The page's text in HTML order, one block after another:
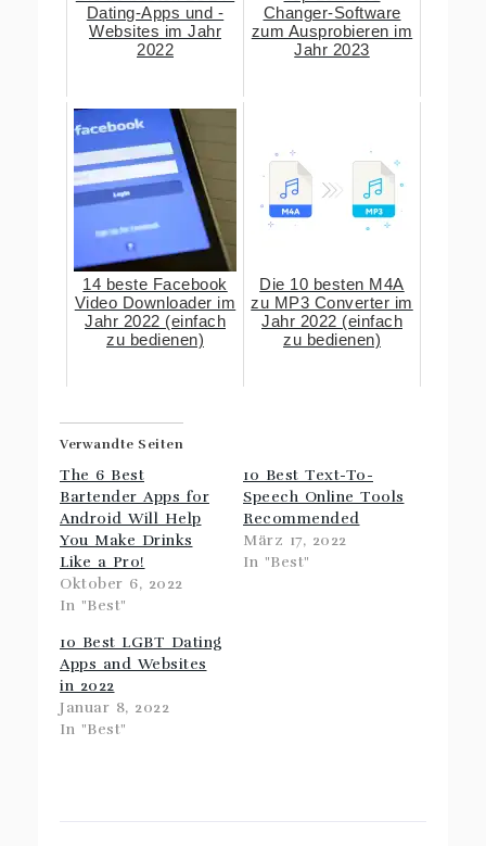
Dating-Apps und -
Websites im Jahr
2022
Changer-Software
zum Ausprobieren im
Jahr 2023
14 beste Facebook
Video Downloader im
Jahr 2022 (einfach
zu bedienen)
Die 10 besten M4A
zu MP3 Converter im
Jahr 2022 (einfach
zu bedienen)
Verwandte Seiten
The 6 Best
Bartender Apps for
Android Will Help
You Make Drinks
Like a Pro!
Oktober 6, 2022
In "Best"
10 Best Text-To-
Speech Online Tools
Recommended
März 17, 2022
In "Best"
10 Best LGBT Dating
Apps and Websites
in 2022
Januar 8, 2022
In "Best"